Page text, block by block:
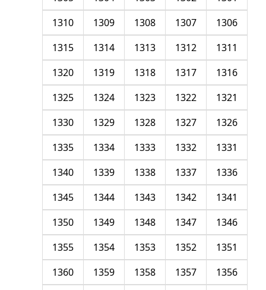
1306
1307
1308
1309
1310
1311
1312
1313
1314
1315
1316
1317
1318
1319
1320
1321
1322
1323
1324
1325
1326
1327
1328
1329
1330
1331
1332
1333
1334
1335
1336
1337
1338
1339
1340
1341
1342
1343
1344
1345
1346
1347
1348
1349
1350
1351
1352
1353
1354
1355
1356
1357
1358
1359
1360